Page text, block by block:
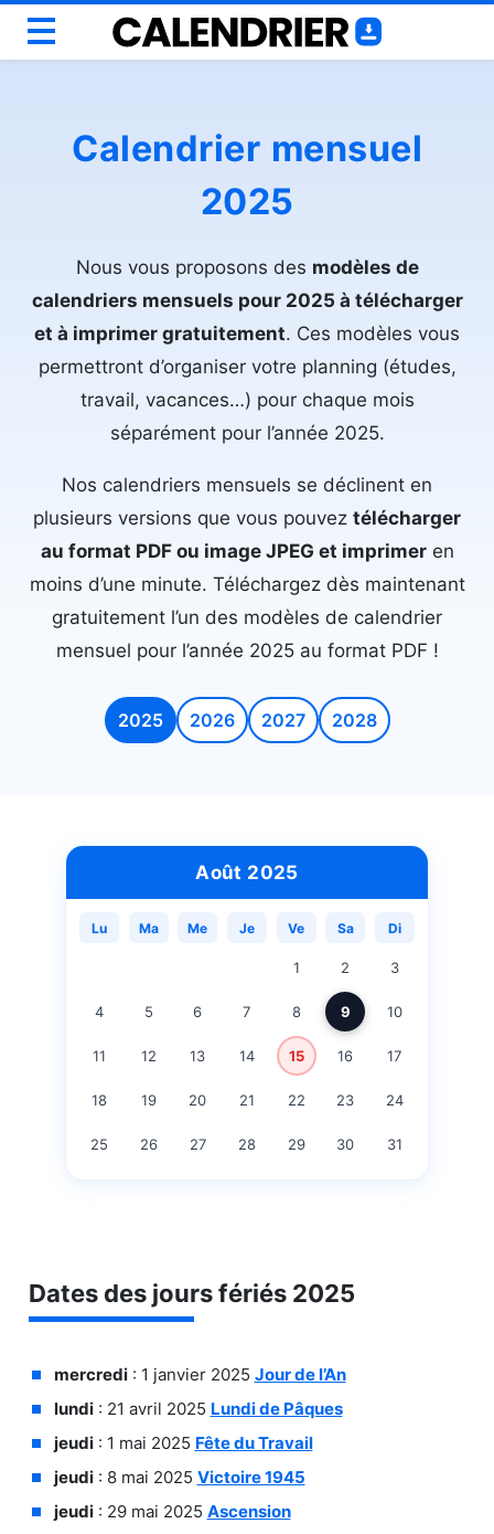
Scolaire
Outils
Blog
Calendrier mensuel
2025
Nous vous proposons des modèles de
calendriers mensuels pour 2025 à télécharger
et à imprimer gratuitement. Ces modèles vous
permettront d’organiser votre planning (études,
travail, vacances…) pour chaque mois
séparément pour l’année 2025.
Nos calendriers mensuels se déclinent en
plusieurs versions que vous pouvez télécharger
au format PDF ou image JPEG et imprimeren
moins d’une minute. Téléchargez dès maintenant
gratuitement l’un des modèles de calendrier
mensuel pour l’année 2025 au format PDF !
2025 2026 2027 2028
Août 2025
Lu Ma Me Je Ve Sa Di
1 2 3
4 5 6 7 8 9 10
11 12 13 14 15 16 17
18 19 20 21 22 23 24
25 26 27 28 29 30 31
Dates des jours fériés 2025
mercredi: 1 janvier 2025 Jour de l’An
lundi: 21 avril 2025 Lundi de Pâques
jeudi: 1 mai 2025 Fête du Travail
jeudi: 8 mai 2025 Victoire 1945
jeudi: 29 mai 2025 Ascension